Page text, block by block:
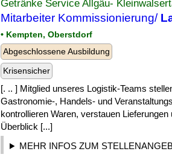
Getränke Service Allgäu-
Mitarbeiter Kommissionierung/
• Kempten, Oberstdorf
Abgeschlossene Ausbildung
Krisensicher
[. .. ] Mitglied unseres Logistik-Teams
Gastronomie-, Handels- und
kontrollieren Waren, verstauen
Überblick [...]
MEHR INFOS ZUM